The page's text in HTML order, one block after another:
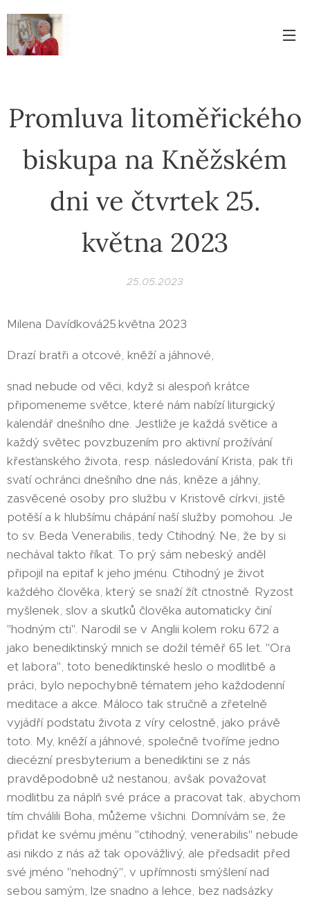
Promluva litoměřického
biskupa na Kněžském
dni ve čtvrtek 25.
května 2023
25.05.2023
Milena Davídková25.května 2023
Drazí bratři a otcové, kněží a jáhnové,
snad nebude od věci, když si alespoň krátce
připomeneme světce, které nám nabízí liturgický
kalendář dnešního dne. Jestliže je každá světice a
každý světec povzbuzením pro aktivní prožívání
křesťanského života, resp. následování Krista, pak tři
svatí ochránci dnešního dne nás, kněze a jáhny,
zasvěcené osoby pro službu v Kristově církvi, jistě
potěší a k hlubšímu chápání naší služby pomohou. Je
to sv. Beda Venerabilis, tedy Ctihodný. Ne, že by si
nechával takto říkat. To prý sám nebeský anděl
připojil na epitaf k jeho jménu. Ctihodný je život
každého člověka, který se snaží žít ctnostně. Ryzost
myšlenek, slov a skutků člověka automaticky činí
"hodným cti". Narodil se v Anglii kolem roku 672 a
jako benediktinský mnich se dožil téměř 65 let. "Ora
et labora", toto benediktinské heslo o modlitbě a
práci, bylo nepochybně tématem jeho každodenní
meditace a akce. Máloco tak stručně a zřetelně
vyjádří podstatu života z víry celostně, jako právě
toto. My, kněží a jáhnové, společně tvoříme jedno
diecézní presbyterium a benediktini se z nás
pravděpodobně už nestanou, avšak považovat
modlitbu za náplň své práce a pracovat tak, abychom
tím chválili Boha, můžeme všichni. Domnívám se, že
přidat ke svému jménu "ctihodný, venerabilis" nebude
asi nikdo z nás až tak opovážlivý, ale předsadit před
své jméno "nehodný", v upřímnosti smýšlení nad
sebou samým, lze snadno a lehce, bez nadsázky